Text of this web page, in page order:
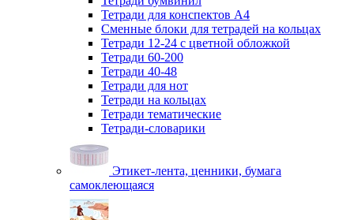
Тетради для конспектов А4
Сменные блоки для тетрадей на кольцах
Тетради 12-24 с цветной обложкой
Тетради 60-200
Тетради 40-48
Тетради для нот
Тетради на кольцах
Тетради тематические
Тетради-словарики
Этикет-лента, ценники, бумага
самоклеющаяся